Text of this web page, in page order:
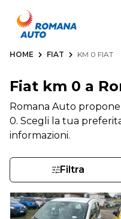
HOME FIAT KM 0 FIAT
Fiat km 0 a
Romana Auto
0. Scegli la tua
informazioni.
Filtra